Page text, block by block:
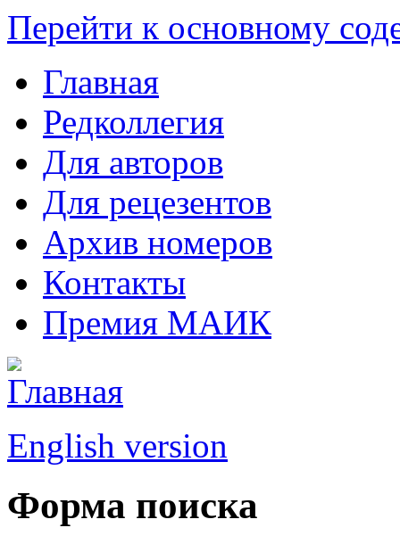
Перейти к основному
Главная
Редколлегия
Для авторов
Для рецезентов
Архив номеров
Контакты
Премия МАИК
English version
Форма поиска